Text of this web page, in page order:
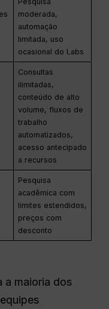
moderada,
automação
limitada, uso
ocasional do Labs
Consultas
ilimitadas,
conteúdo de alto
volume, fluxos de
trabalho
automatizados,
acesso antecipado
a recursos
Pesquisa
acadêmica com
limites estendidos,
preços com
desconto
a maioria dos